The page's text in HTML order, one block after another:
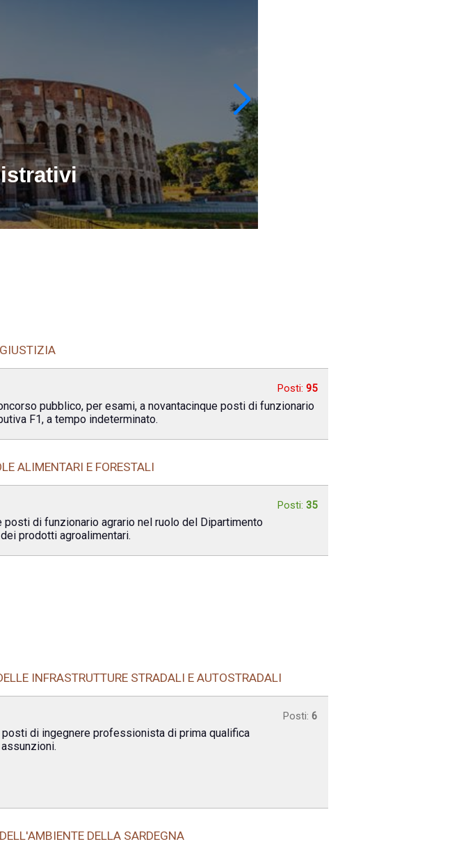
Posti: 95
pubblico, per esami, a novantacinque posti di funzionario
F1, a tempo indeterminato.
ALIMENTARI E FORESTALI
Posti: 35
di funzionario agrario nel ruolo del Dipartimento
prodotti agroalimentari.
INFRASTRUTTURE STRADALI E AUTOSTRADALI
Posti: 6
di ingegnere professionista di prima qualifica
DELLA SARDEGNA